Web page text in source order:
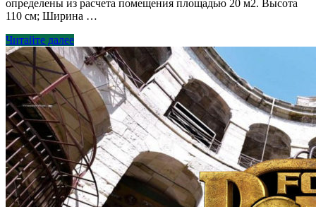
определены из расчета помещения площадью 20 м2. Высота
110 см; Ширина …
Декоративный
камин
своими
руками
—
пошаговая
инструкция
Читайте далее